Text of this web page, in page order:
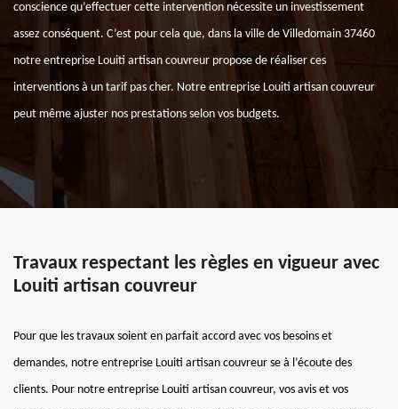
conscience qu’effectuer cette intervention nécessite un investissement
assez conséquent. C’est pour cela que, dans la ville de Villedomain 37460
notre entreprise Louiti artisan couvreur propose de réaliser ces
interventions à un tarif pas cher. Notre entreprise Louiti artisan couvreur
peut même ajuster nos prestations selon vos budgets.
Travaux respectant les règles en vigueur avec
Louiti artisan couvreur
Pour que les travaux soient en parfait accord avec vos besoins et
demandes, notre entreprise Louiti artisan couvreur se à l’écoute des
clients. Pour notre entreprise Louiti artisan couvreur, vos avis et vos